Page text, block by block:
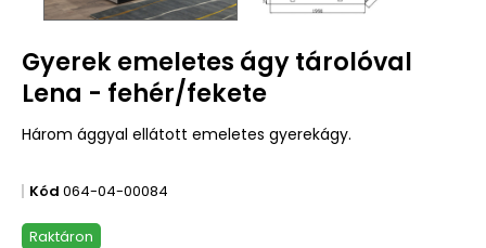
Gyerek emeletes ágy tárolóval
Lena - fehér/fekete
Három ággyal ellátott emeletes gyerekágy.
Kód 064-04-00084
Raktáron